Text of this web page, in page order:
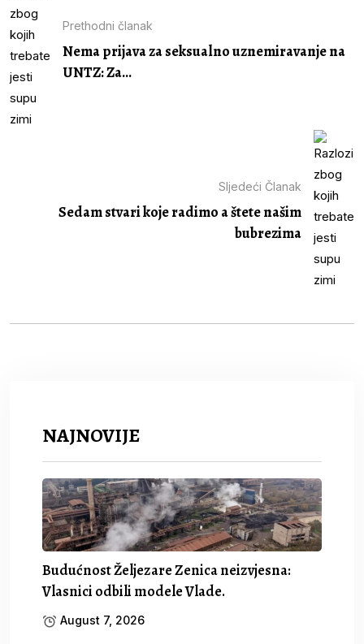
Prethodni članak
Nema prijava za seksualno uznemiravanje na
UNTZ: Za...
Sljedeći Članak
Sedam stvari koje radimo a štete našim
bubrezima
NAJNOVIJE
Budućnost Željezare Zenica neizvjesna:
Vlasnici odbili modele Vlade.
August 7, 2026